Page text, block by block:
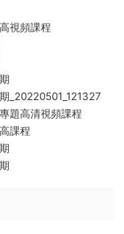
視頻課程
_20220501_121327
題高清視頻課程
課程